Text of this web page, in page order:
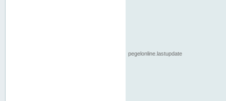
pegelonline.lastupdate